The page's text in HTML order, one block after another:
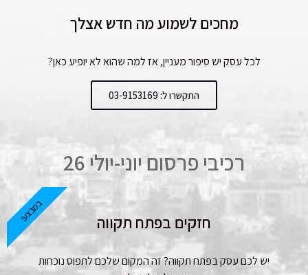
מחכים לשמוע מה חדש אצלך
לכל עסק יש סיפור מעניין, אז למה שהוא לא יופיע כאן?
התקשרו ל: 03-9153169
רכיבי פרסום יוני-יולי 26
חזקים בפתח תקווה
יש לכם עסק בפתח תקווה? זה המקום שלכם לתפוס נוכחות
במבצע!